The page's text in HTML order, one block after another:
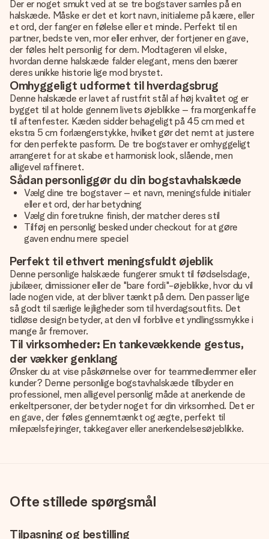
Der er noget smukt ved at se tre bogstaver samles på en
halskæde. Måske er det et kort navn, initialerne på kære, eller
et ord, der fanger en følelse eller et minde. Perfekt til en
partner, bedste ven, mor eller enhver, der fortjener en gave,
der føles helt personlig for dem. Modtageren vil elske,
hvordan denne halskæde falder elegant, mens den bærer
deres unikke historie lige mod brystet.
Omhyggeligt udformet til hverdagsbrug
Denne halskæde er lavet af rustfrit stål af høj kvalitet og er
bygget til at holde gennem livets øjeblikke – fra morgenkaffe
til aftenfester. Kæden sidder behageligt på 45 cm med et
ekstra 5 cm forlængerstykke, hvilket gør det nemt at justere
for den perfekte pasform. De tre bogstaver er omhyggeligt
arrangeret for at skabe et harmonisk look, slående, men
alligevel raffineret.
Sådan personliggør du din bogstavhalskæde
Vælg dine tre bogstaver – et navn, meningsfulde initialer
eller et ord, der har betydning
Vælg din foretrukne finish, der matcher deres stil
Tilføj en personlig besked under checkout for at gøre
gaven endnu mere speciel
Perfekt til ethvert meningsfuldt øjeblik
Denne personlige halskæde fungerer smukt til fødselsdage,
jubilæer, dimissioner eller de "bare fordi"-øjeblikke, hvor du vil
lade nogen vide, at der bliver tænkt på dem. Den passer lige
så godt til særlige lejligheder som til hverdagsoutfits. Det
tidløse design betyder, at den vil forblive et yndlingssmykke i
mange år fremover.
Til virksomheder: En tankevækkende gestus,
der vækker genklang
Ønsker du at vise påskønnelse over for teammedlemmer eller
kunder? Denne personlige bogstavhalskæde tilbyder en
professionel, men alligevel personlig måde at anerkende de
enkeltpersoner, der betyder noget for din virksomhed. Det er
en gave, der føles gennemtænkt og ægte, perfekt til
milepælsfejringer, takkegaver eller anerkendelsesøjeblikke.
Ofte stillede spørgsmål
Tilpasning og bestilling